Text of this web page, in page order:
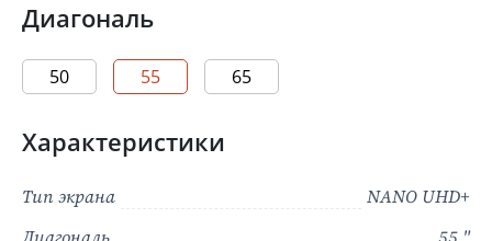
Диагональ
50 55 65
Характеристики
Тип экрана
NANO UHD+